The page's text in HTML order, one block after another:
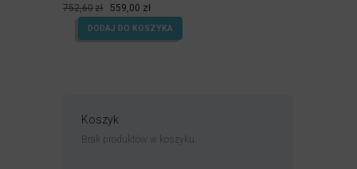
752,60zł
Pierwotna
cena
wynosiła:
559,00 złAktualna
cena
wynosi:
DODAJ DO KOSZYKA
Koszyk
Brak produktów w koszyku.